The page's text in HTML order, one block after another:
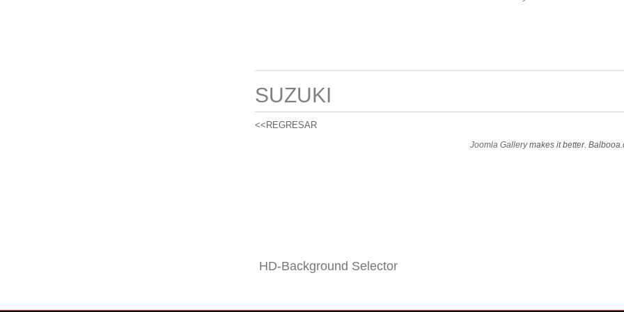
SUZUKI
<<REGRESAR
Joomla Gallerymakes it better.
HD-Background Selector